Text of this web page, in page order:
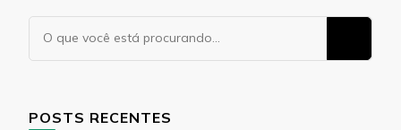
Procurando
algo?
POSTS RECENTES